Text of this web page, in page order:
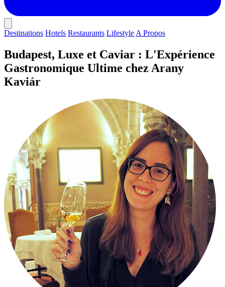
Destinations Hotels Restaurants Lifestyle A Propos
Budapest, Luxe et Caviar : L'Expérience
Gastronomique Ultime chez Arany
Kaviár